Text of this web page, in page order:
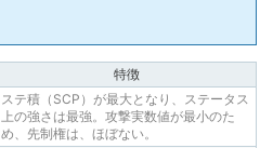
特徴
ステ積（SCP）が最大となり、ステータス
上の強さは最強。攻撃実数値が最小のた
め、先制権は、ほぼない。